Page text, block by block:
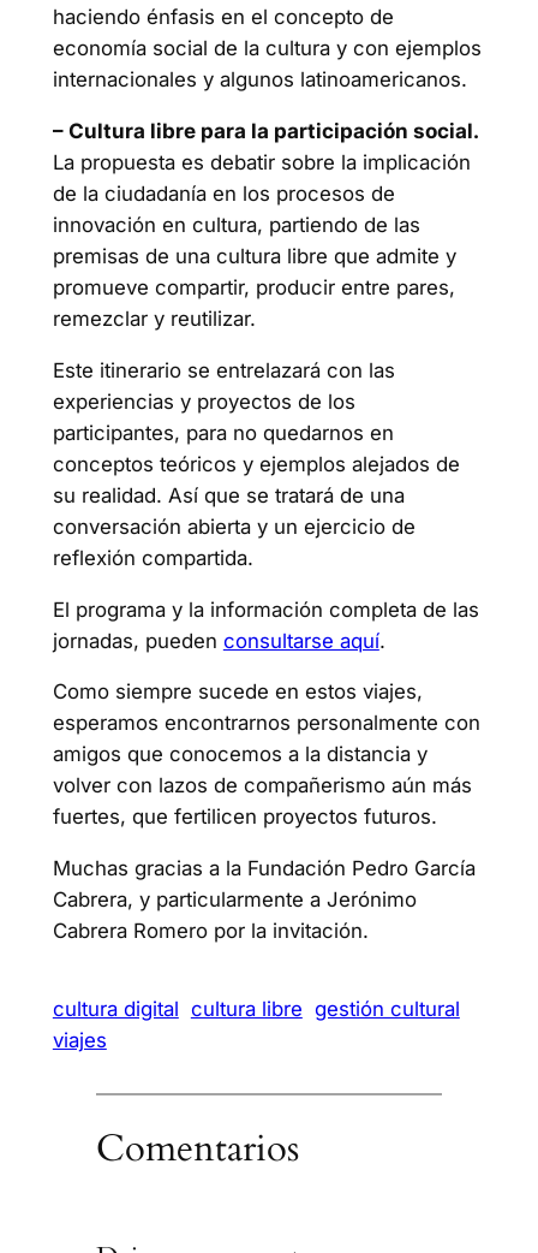
haciendo énfasis en el concepto de
economía social de la cultura y con ejemplos
internacionales y algunos latinoamericanos.
– Cultura libre para la participación social.
La propuesta es debatir sobre la implicación
de la ciudadanía en los procesos de
innovación en cultura, partiendo de las
premisas de una cultura libre que admite y
promueve compartir, producir entre pares,
remezclar y reutilizar.
Este itinerario se entrelazará con las
experiencias y proyectos de los
participantes, para no quedarnos en
conceptos teóricos y ejemplos alejados de
su realidad. Así que se tratará de una
conversación abierta y un ejercicio de
reflexión compartida.
El programa y la información completa de las
jornadas, pueden consultarse aquí.
Como siempre sucede en estos viajes,
esperamos encontrarnos personalmente con
amigos que conocemos a la distancia y
volver con lazos de compañerismo aún más
fuertes, que fertilicen proyectos futuros.
Muchas gracias a la Fundación Pedro García
Cabrera, y particularmente a Jerónimo
Cabrera Romero por la invitación.
cultura digital cultura libre gestión cultural
viajes
Comentarios